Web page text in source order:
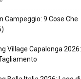
Campeggio: 9 Cose Che
Village Capalonga 2026: